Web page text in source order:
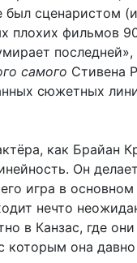
был сценаристом
плохих фильмов
самого Стивена
сюжетных
как Брайан
Он
игра в
нечто
в Канзас, где
которым она